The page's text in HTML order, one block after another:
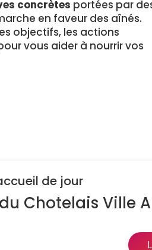
concrètes portées par
en faveur des aînés.
objectifs, les actions
vous aider à nourrir vos
de jour
Chotelais Ville